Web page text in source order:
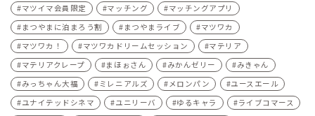
マツイマ会員限定
マッチング
マッチングアプリ
まつやまに泊まろう割
まつやまライブ
マツワカ
マツワカ！
マツワカドリームセッション
マテリア
マテリアクレープ
まほぉさん みかんゼリー
みきゃん
みっちゃん大福
ミレニアルズ メロンパン
ユースエール
ユナイテッドシネマ
ユニリーバ ゆるキャラ
ライブコマース